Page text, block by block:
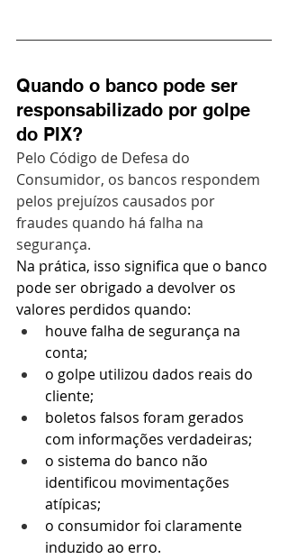
Quando o banco pode ser
responsabilizado por golpe
do PIX?
Pelo Código de Defesa do
Consumidor, os bancos respondem
pelos prejuízos causados por
fraudes quando há falha na
segurança.
Na prática, isso significa que o banco
pode ser obrigado a devolver os
valores perdidos quando:
houve falha de segurança na
conta;
o golpe utilizou dados reais do
cliente;
boletos falsos foram gerados
com informações verdadeiras;
o sistema do banco não
identificou movimentações
atípicas;
o consumidor foi claramente
induzido ao erro.